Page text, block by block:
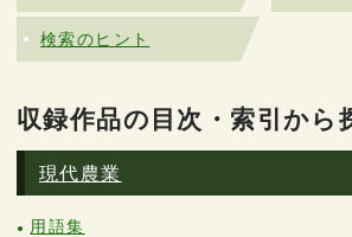
検索のヒント
収録作品の目次・索引から
現代農業
用語集